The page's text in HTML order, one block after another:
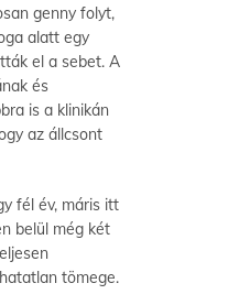
genny folyt,
alatt egy
el a sebet. A
és
is a klinikán
az állcsont
fél év, máris itt
belül még két
tömege.